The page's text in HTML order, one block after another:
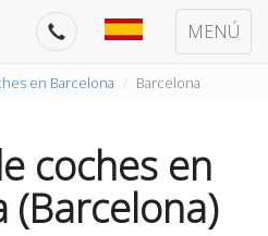
MENÚ
en Barcelona Barcelona
coches en
(Barcelona)